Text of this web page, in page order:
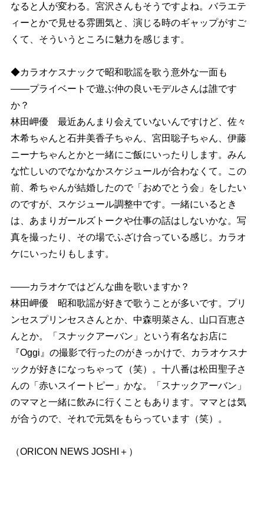
なると人が変わる。宮沢さんもそうですよね。バラエテ
ィーとかで見せる雰囲気と、演じる時のギャップがすご
くて、そういうところに魅力を感じます。
◆カラオケスナックで昭和歌謡を歌う意外な一面も
――プライベートで遊ぶ仲の良いモデルさんは誰です
か？
林田岬優 最近あんまり会えていないんですけど、佐々
木希ちゃんと石井美香子ちゃん、宮田聡子ちゃん、伊藤
ニーナちゃんとかと一緒にご飯にいったりします。みん
な忙しいのでなかなかスケジュールが合わなくて。この
前、希ちゃんが結婚したので「おめでとう会」をしたい
のですが、スケジュール調整中です。一緒にいるとき
は、あまりガールズトークや仕事の話はしないかな。写
真を撮ったり、その場でふざけ合っている感じ。カラオ
ケにいったりもします。
――カラオケではどんな曲を歌いますか？
林田岬優 昭和歌謡が好きで歌うことが多いです。プリ
ンセスプリンセスさんとか、中森明菜さん、山口百恵さ
んとか。「スナックアーバン」という有名なお店に
『Oggi』の撮影で行ったのがきっかけで、カラオケスナ
ックが好きになっちゃって（笑）。十八番は松田聖子さ
んの「赤いスイートピー」かな。「スナックアーバン」
のママと一緒に飲みに行くこともあります。ママとは気
が合うので、それで元気をもらっています（笑）。
（ORICON NEWS JOSHI＋）